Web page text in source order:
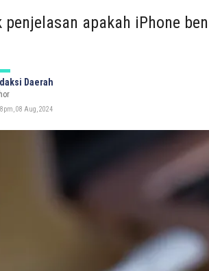
penjelasan apakah iPhone
Daerah
08 Aug, 2024